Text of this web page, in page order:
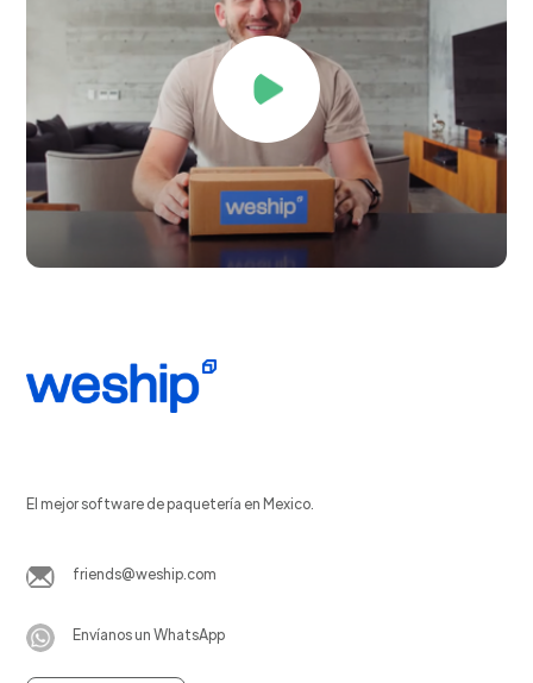
El mejor software de paquetería en Mexico.
friends@weship.com
Envíanos un WhatsApp